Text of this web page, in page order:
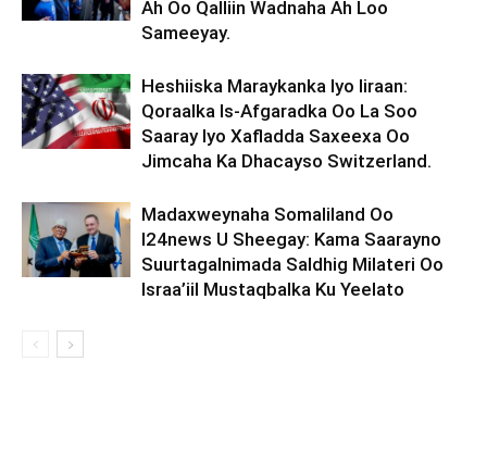
Ah Oo Qalliin Wadnaha Ah Loo
Sameeyay.
Heshiiska Maraykanka Iyo Iiraan:
Qoraalka Is-Afgaradka Oo La Soo
Saaray Iyo Xafladda Saxeexa Oo
Jimcaha Ka Dhacayso Switzerland.
Madaxweynaha Somaliland Oo
I24news U Sheegay: Kama Saarayno
Suurtagalnimada Saldhig Milateri Oo
Israa’iil Mustaqbalka Ku Yeelato